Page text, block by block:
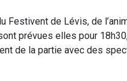
Festivent de Lévis, de
prévues elles pour
de la partie avec des